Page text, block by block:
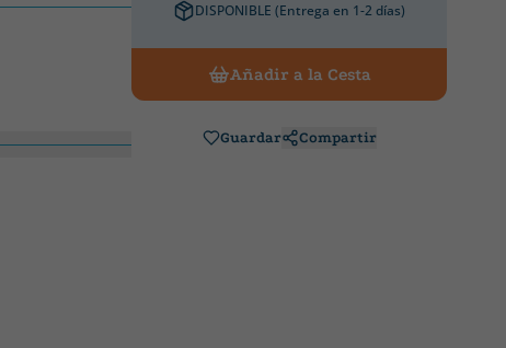
DISPONIBLE (Entrega en 1-2 días)
Añadir a la Cesta
Guardar Compartir